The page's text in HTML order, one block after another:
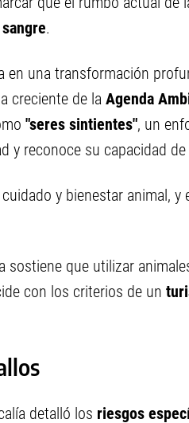
.
en una transformación
creciente de la Agenda
"seres sintientes", un
y reconoce su capacidad
y bienestar animal,
sostiene que utilizar
con los criterios de un
detalló los riesgos